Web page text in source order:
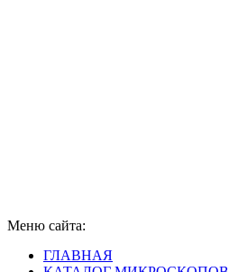
Меню сайта:
ГЛАВНАЯ